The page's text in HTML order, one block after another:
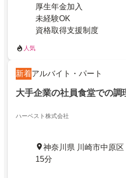
厚生年金加入
未経験OK
資格取得支援制度
人気
新着アルバイト・パート
大手企業の社員食堂での調
ハーベスト株式会社
神奈川県 川崎市中原
15分